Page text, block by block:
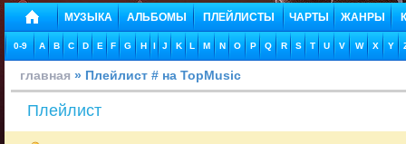
МУЗЫКА АЛЬБОМЫ ПЛЕЙЛИСТЫ ЧАРТЫ ЖАНРЫ
0-9 A B C D E F G H I J K L M N O P Q R S T U V W X Y
главная » Плейлист # на TopMusic
Плейлист